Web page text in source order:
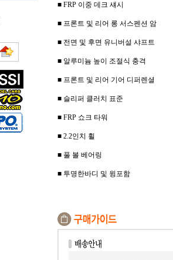
■ FRP 이중 데크 섀시
■ 프론트 및 리어 롱 서스펜션 암
■ 전면 및 후면 유니버설 샤프트
■ 알루미늄 높이 조절식 충격
■ 프론트 및 리어 기어 디퍼렌셜
■ 슬리퍼 클러치 표준
■ FRP 쇼크 타워
■ 2.2인치 휠
■ 풀 볼 베어링
■ 투명한바디 및 윙포함